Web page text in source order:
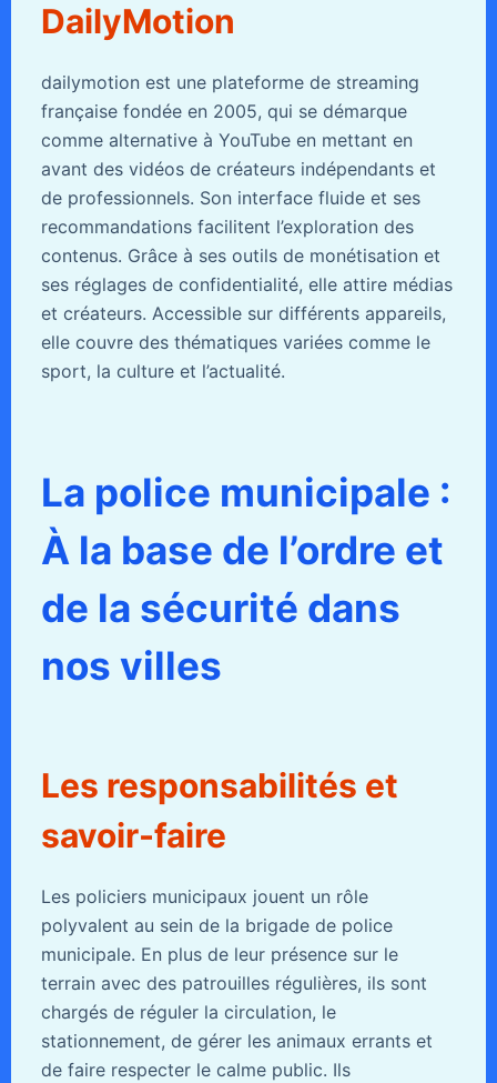
DailyMotion
dailymotion est une plateforme de streaming
française fondée en 2005, qui se démarque
comme alternative à YouTube en mettant en
avant des vidéos de créateurs indépendants et
de professionnels. Son interface fluide et ses
recommandations facilitent l’exploration des
contenus. Grâce à ses outils de monétisation et
ses réglages de confidentialité, elle attire médias
et créateurs. Accessible sur différents appareils,
elle couvre des thématiques variées comme le
sport, la culture et l’actualité.
La police municipale :
À la base de l’ordre et
de la sécurité dans
nos villes
Les responsabilités et
savoir-faire
Les policiers municipaux jouent un rôle
polyvalent au sein de la brigade de police
municipale. En plus de leur présence sur le
terrain avec des patrouilles régulières, ils sont
chargés de réguler la circulation, le
stationnement, de gérer les animaux errants et
de faire respecter le calme public. Ils